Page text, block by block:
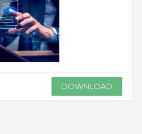
DOWNLOAD